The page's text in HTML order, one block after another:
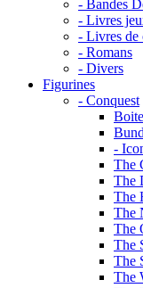
- Bandes
- Livres
- Livres de
- Romans
- Divers
Figurines
- Conquest
-
The
The
The
The
The
The
The
The